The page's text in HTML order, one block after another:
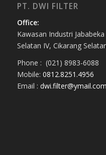
PT. DWI FILTER
Office:
Kawasan Industri
Selatan IV, Cikarang
Phone : (021) 8983-6088
Mobile: 0812.8251.4956
Email : dwi.filter@ymail.com